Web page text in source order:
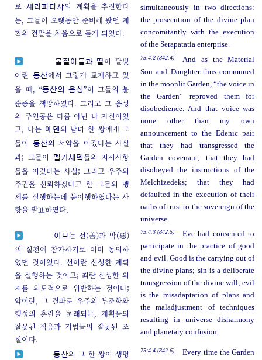
로세라파타샤의 계획을 추진한다
는, 그들이 오랫동안 준비해 왔던 계
획의 전말을 처음으로 듣게 되었다.
simultaneously in two directions:
the prosecution of the divine plan
concomitantly with the execution
of the Serapatatia enterprise.
물질아들과 딸이 달빛
어린
동산에서 그렇게 교제하고 있
을 때, “동산의 음성”이 그들의 불
순종을 책망하였다. 그리고 그 음성
의 주인공은 다름 아닌 나 자신이었
고, 나는 에덴의 남녀 한 쌍에게 그
들이
동산의 서약을 어겼다는 사실
과; 그들이
멜기세덱들의 지시사항
들을 어겼다는 사실; 그리고 우주의
주권을 신뢰하겠다고 한 그들의 맹
세를 실행하는데 불이행하였다는 사
항을 발표하였다.
75:4.2 (842.4)
And as the Material
Son and Daughter thus communed
in the moonlit Garden, “the voice in
the Garden” reproved them for
disobedience. And that voice was
none other than my own
announcement to the Edenic pair
that they had transgressed the
Garden covenant; that they had
disobeyed the instructions of the
Melchizedeks; that they had
defaulted in the execution of their
oaths of trust to the sovereign of the
universe.
이브는 선(善)과 악(惡)
의 실천에 참가하기로 이미 동의하
였던 것이었다. 선이란 신성한 계획
을 실행하는 것이고; 죄란 신성한 의
지를 의도적으로 위반하는 것이다;
악이란, 그 결과로 우주의 부조화와
행성의 혼란을 초래되는, 계획들의
잘못된 적응과 기법들의 잘못된 조
절이다.
75:4.3 (842.5)
Eve had consented to
participate in the practice of good
and evil. Good is the carrying out of
the divine plans; sin is a deliberate
transgression of the divine will; evil
is the misadaptation of plans and
the maladjustment of techniques
resulting in universe disharmony
and planetary confusion.
동산의 그 한 쌍이 생명
75:4.4 (842.6)
Every time the Garden